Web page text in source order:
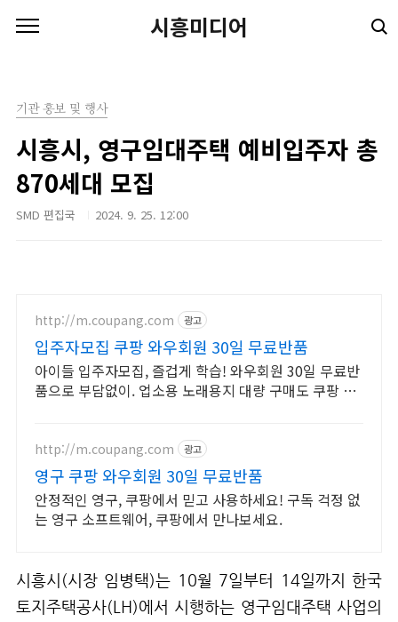
시흥미디어
기관 홍보 및 행사
시흥시, 영구임대주택 예비입주자 총
870세대 모집
SMD 편집국 2024. 9. 25. 12:00
http://m.coupang.com 광고
입주자모집 쿠팡 와우회원 30일 무료반품
아이들 입주자모집, 즐겁게 학습! 와우회원 30일 무료반
품으로 부담없이. 업소용 노래용지 대량 구매도 쿠팡 로
http://m.coupang.com 광고
영구 쿠팡 와우회원 30일 무료반품
안정적인 영구, 쿠팡에서 믿고 사용하세요! 구독 걱정 없
는 영구 소프트웨어, 쿠팡에서 만나보세요.
시흥시 (시장 임병택)는 10월 7일부터 14일까지 한국
토지주택공사(LH)에서 시행하는 영구임대주택 사업의